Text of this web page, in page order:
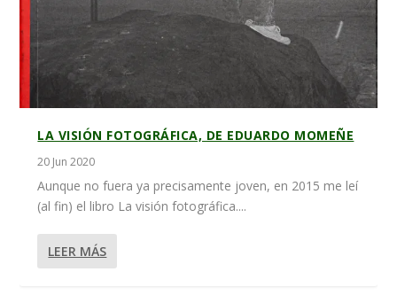
LA VISIÓN FOTOGRÁFICA, DE EDUARDO MOMEÑE
20 Jun 2020
Aunque no fuera ya precisamente joven, en 2015 me leí
(al fin) el libro La visión fotográfica....
LEER MÁS